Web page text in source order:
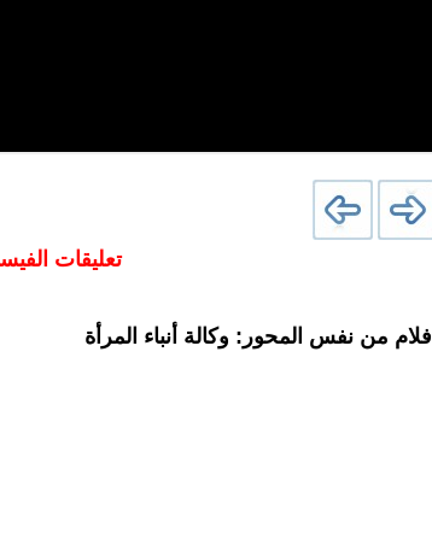
تعليقات
افلام من نفس المحور: وكالة أنباء المرأة